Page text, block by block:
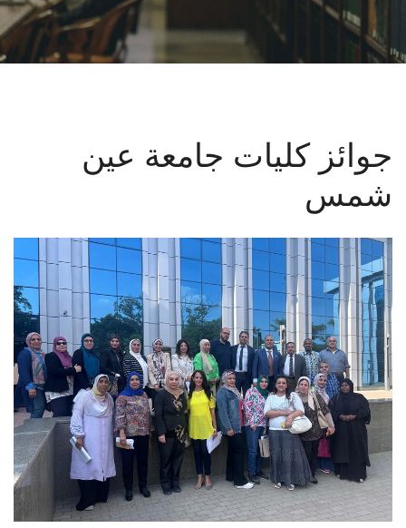
الشئون الأكاديمية
البحث العلمي
المراكز والوحدات
الإعلام
تواصل معنا
الطلاب
هيئة التدريس
الدراسات العليا
الخريجين
جوائز كليات جامعة عين
شمس